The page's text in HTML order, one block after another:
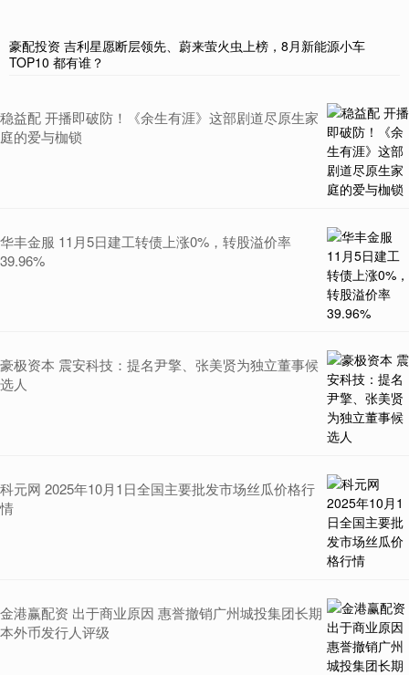
豪配投资 吉利星愿断层领先、蔚来萤火虫上榜，8月新能源小车
TOP10 都有谁？
稳益配 开播即破防！《余生有涯》这部剧道尽原生家
庭的爱与枷锁
华丰金服 11月5日建工转债上涨0%，转股溢价率
39.96%
豪极资本 震安科技：提名尹擎、张美贤为独立董事候
选人
科元网 2025年10月1日全国主要批发市场丝瓜价格行
情
金港赢配资 出于商业原因 惠誉撤销广州城投集团长期
本外币发行人评级